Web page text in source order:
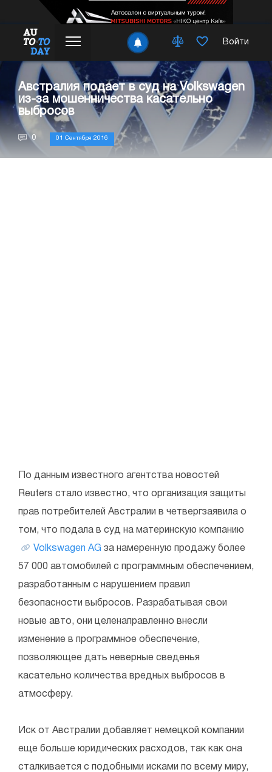
Войти
Австралия подает в суд на Volkswagen
из-за мошенничества касательно
выбросов
0 01 Сентября 2016
По данным известного агентства новостей
Reuters стало известно, что организация защиты
прав потребителей Австралии в четвергзаявила о
том, что подала в суд на материнскую компанию
Volkswagen AG за намеренную продажу более
57 000 автомобилей с программным обеспечением,
разработанным с нарушением правил
безопасности выбросов. Разрабатывая свои
новые авто, они целенаправленно внесли
изменение в программное обеспечение,
позволяющее дать неверные сведенья
касательно количества вредных выбросов в
атмосферу.
Иск от Австралии добавляет немецкой компании
еще больше юридических расходов, так как она
сталкивается с подобными исками по всему миру,